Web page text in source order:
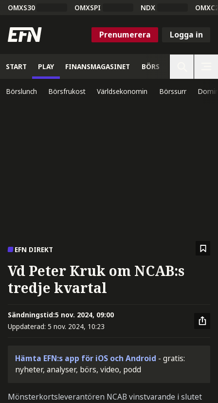
OMXS30 OMXSPI NDX
Prenumerera Logga in
START PLAY FINANSMAGASINET BÖRS
Börslunch Börsfrukost Världsekonomin Börssurr
EFN DIREKT
Vd Peter Kruk om NCAB:s
tredje kvartal
Sändningstid:5 nov. 2024, 09:00
Uppdaterad: 5 nov. 2024, 10:23
Hämta EFN:s app för iOS och Android - gratis:
nyheter, analyser, börs, video, podd
Mönsterkortsleverantören NCAB vinstvarande i slutet